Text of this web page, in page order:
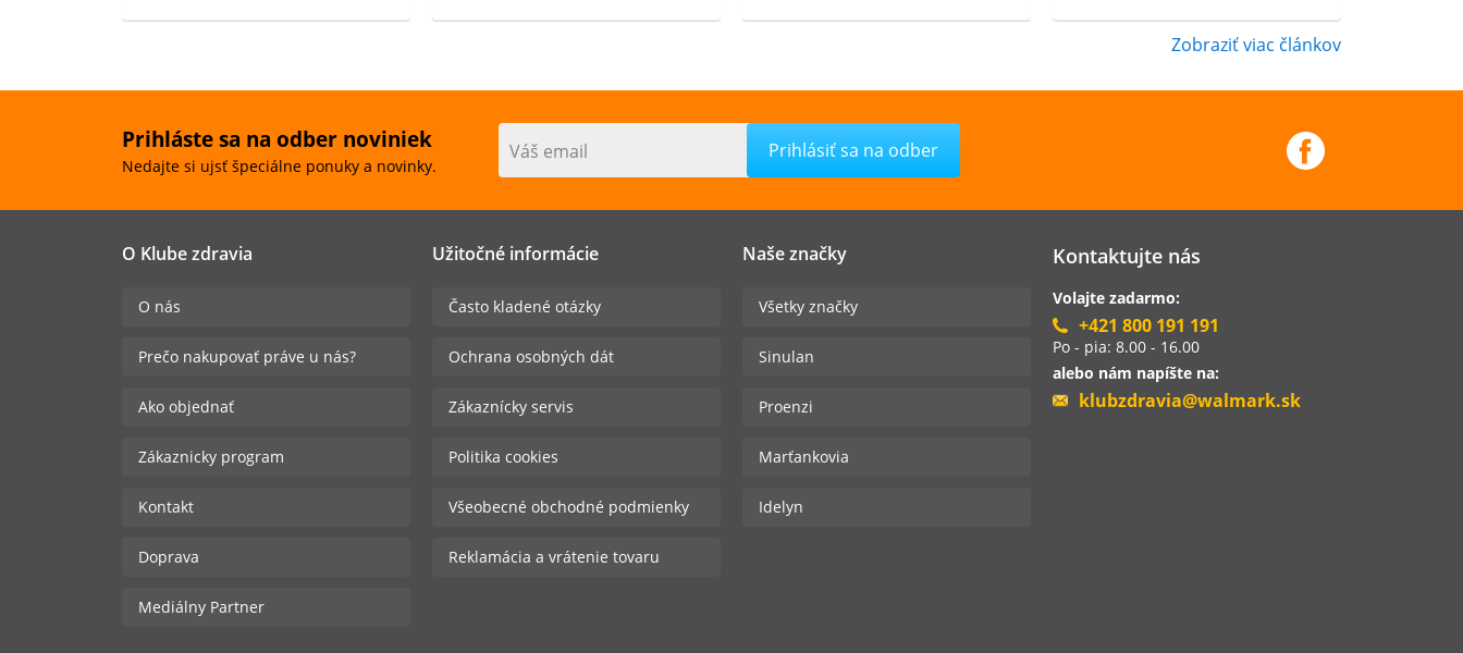
Zobraziť viac článkov
Prihláste sa na odber noviniek
Nedajte si ujsť špeciálne ponuky a novinky.
Váš email
O Klube zdravia
O nás
Prečo nakupovať práve u nás?
Ako objednať
Zákaznicky program
Kontakt
Doprava
Mediálny Partner
Užitočné informácie
Často kladené otázky
Ochrana osobných dát
Zákaznícky servis
Politika cookies
Všeobecné obchodné podmienky
Reklamácia a vrátenie tovaru
Naše značky
Všetky značky
Sinulan
Proenzi
Marťankovia
Idelyn
Kontaktujte nás
Volajte zadarmo:
+421 800 191 191
Po - pia: 8.00 - 16.00
alebo nám napíšte na:
klubzdravia@walmark.sk